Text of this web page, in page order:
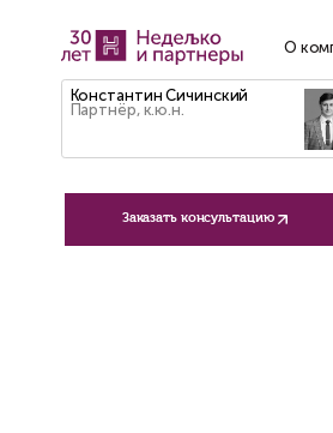
Константин Сичинский